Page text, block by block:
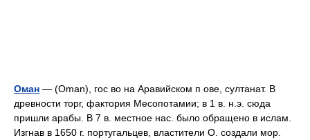
Оман — (Oman), гос во на Аравийском п ове, султанат. В
древности торг, фактория Месопотамии; в 1 в. н.э. сюда
пришли арабы. В 7 в. местное нас. было обращено в ислам.
Изгнав в 1650 г. португальцев, властители О. создали мор.